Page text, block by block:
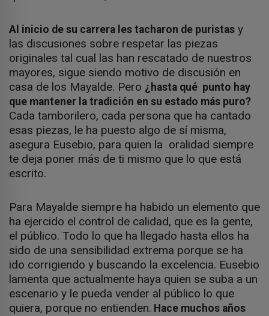
Al inicio de su carrera les tacharon de puristas y
las discusiones sobre respetar las piezas
originales tal cual las han rescatado de nuestros
mayores, sigue siendo motivo de discusión en
casa de los Mayalde. Pero ¿hasta qué punto hay
que mantener la tradición en su estado más puro?
Cada tamborilero, cada persona que ha cantado
esas piezas, le ha puesto algo de sí misma,
asegura Eusebio, para quien la oralidad siempre
te deja poner más de ti mismo que lo que está
escrito.
Para Mayalde siempre ha habido un elemento que
ha ejercido el control de calidad, que es la gente,
el público. Todo lo que ha llegado hasta ellos ha
sido de una sensibilidad extrema porque se ha
ido corrigiendo y buscando la excelencia. Eusebio
lamenta que actualmente haya quien se suba a un
escenario y le pueda vender al público lo que
quiera, porque no entienden. Hace muchos años